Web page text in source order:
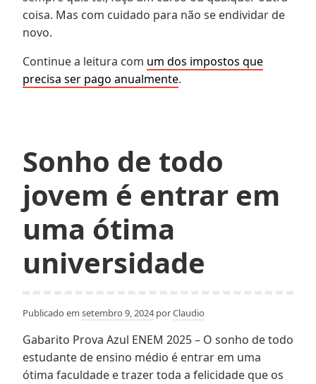
coisa. Mas com cuidado para não se endividar de
novo.
Continue a leitura com um dos impostos que
precisa ser pago anualmente.
Sonho de todo
jovem é entrar em
uma ótima
universidade
Publicado em setembro 9, 2024porClaudio
Gabarito Prova Azul ENEM 2025 – O sonho de todo
estudante de ensino médio é entrar em uma
ótima faculdade e trazer toda a felicidade que os